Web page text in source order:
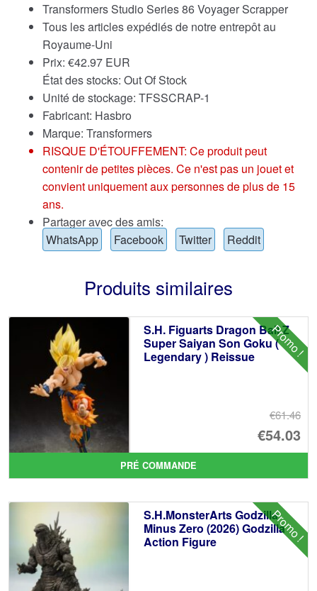
Transformers Studio Series 86 Voyager Scrapper
Tous les articles expédiés de notre entrepôt au
Royaume-Uni
Prix: €42.97 EUR
État des stocks: Out Of Stock
Unité de stockage: TFSSCRAP-1
Fabricant: Hasbro
Marque: Transformers
RISQUE D'ÉTOUFFEMENT: Ce produit peut
contenir de petites pièces. Ce n'est pas un jouet et
convient uniquement aux personnes de plus de 15
ans.
Partager avec des amis:
WhatsApp
Facebook Twitter Reddit
Produits similaires
Promo !
S.H. Figuarts Dragon Ball Z
Super Saiyan Son Goku (
Legendary ) Reissue
€61.46
Le
€54.03
Le
PRÉ COMMANDE
Promo !
S.H.MonsterArts Godzilla
Minus Zero (2026) Godzilla
Action Figure